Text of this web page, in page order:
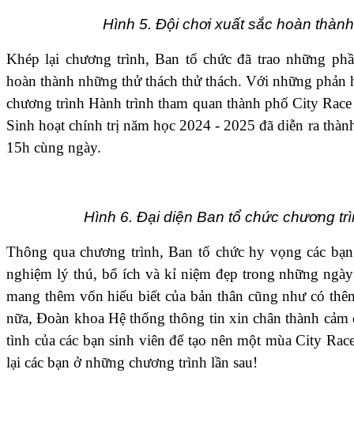
Hình 5. Đội chơi xuất sắc hoàn
Khép lại chương trình, Ban tổ chức đã trao những
hoàn thành những thử thách thử thách. Với những
chương trình Hành trình tham quan thành phố City
Sinh hoạt chính trị năm học 2024 - 2025 đã diễn ra
15h cùng ngày.
Hình 6. Đại diện Ban tổ chức chương
Thông qua chương trình, Ban tổ chức hy vọng các
nghiệm lý thú, bổ ích và kỉ niệm đẹp trong những
mang thêm vốn hiểu biết của bản thân cũng như có
nữa, Đoàn khoa Hệ thống thông tin xin chân thành cảm
tình của các bạn sinh viên để tạo nên một mùa City
lại các bạn ở những chương trình lần sau!